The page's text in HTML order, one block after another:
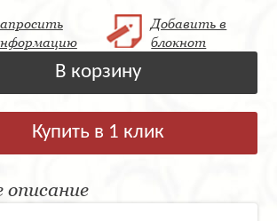
Добавить в
блокнот
В корзину
Купить в 1 клик
описание